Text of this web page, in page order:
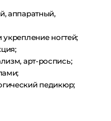
аппаратный,
ногтей;
арт-роспись;
педикюр;